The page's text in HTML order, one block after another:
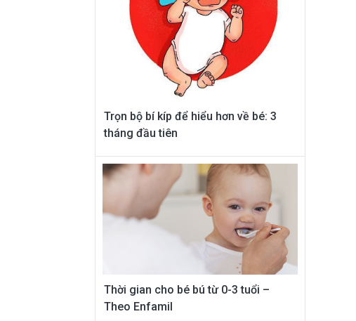
Trọn bộ bí kíp để hiểu hơn về bé: 3
tháng đầu tiên
Thời gian cho bé bú từ 0-3 tuổi –
Theo Enfamil